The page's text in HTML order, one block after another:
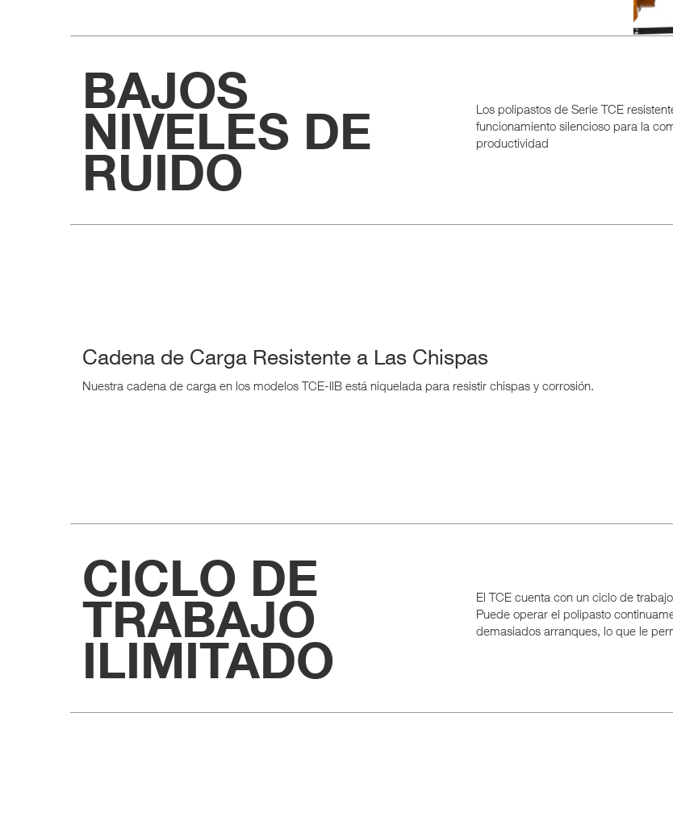
BAJOS
NIVELES DE
RUIDO
Los polipastos de Serie TCE
funcionamiento silencioso para la
productividad
Cadena de Carga Resistente a Las Chispas
Nuestra cadena de carga en los modelos TCE-llB está niquelada para resistir chispas y corrosión.
CICLO DE
TRABAJO
ILIMITADO
El TCE cuenta con un ciclo de
Puede operar el polipasto
demasiados arranques, lo que le